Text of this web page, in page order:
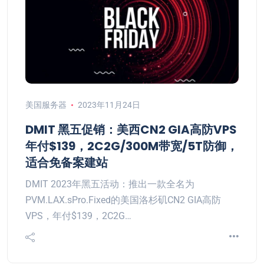
美国服务器 2023年11月24日
DMIT 黑五促销：美西CN2 GIA高防VPS
年付$139，2C2G/300M带宽/5T防御，
适合免备案建站
DMIT 2023年黑五活动：推出一款全名为
PVM.LAX.sPro.Fixed的美国洛杉矶CN2 GIA高防
VPS，年付$139，2C2G…